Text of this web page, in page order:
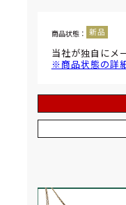
商品状態：
当社が独自にメ
※商品状態の詳